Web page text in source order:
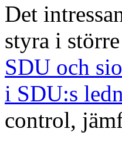
Det
styra i
SDU och
i SDU:s
control,